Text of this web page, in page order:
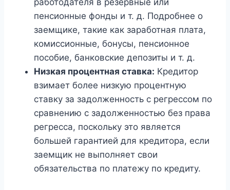
работодателя в резервные или
пенсионные фонды и т. д. Подробнее о
заемщике, такие как заработная плата,
комиссионные, бонусы, пенсионное
пособие, банковские депозиты и т. д.
Низкая процентная ставка: Кредитор
взимает более низкую процентную
ставку за задолженность с регрессом по
сравнению с задолженностью без права
регресса, поскольку это является
большей гарантией для кредитора, если
заемщик не выполняет свои
обязательства по платежу по кредиту.